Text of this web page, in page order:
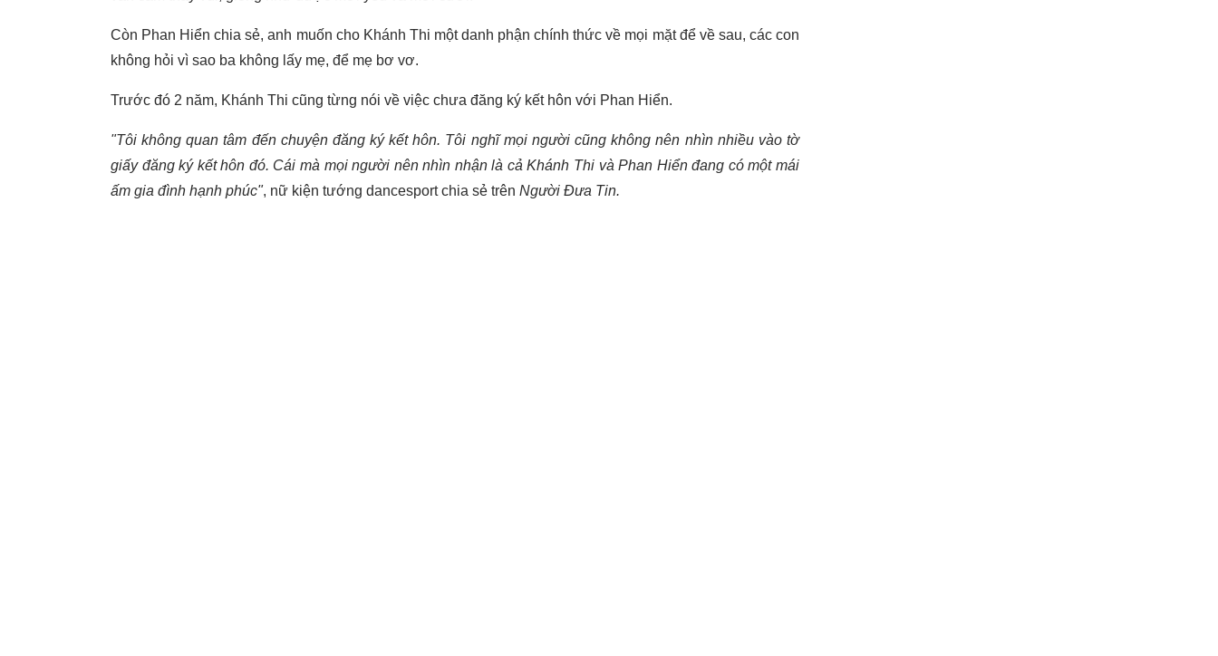
Còn Phan Hiển chia sẻ, anh muốn cho Khánh Thi một danh phận chính thức về mọi mặt để về sau, các con
không hỏi vì sao ba không lấy mẹ, để mẹ bơ vơ.
Trước đó 2 năm, Khánh Thi cũng từng nói về việc chưa đăng ký kết hôn với Phan Hiển.
"Tôi không quan tâm đến chuyện đăng ký kết hôn. Tôi nghĩ mọi người cũng không nên nhìn nhiều vào tờ
giấy đăng ký kết hôn đó. Cái mà mọi người nên nhìn nhận là cả Khánh Thi và Phan Hiển đang có một mái
ấm gia đình hạnh phúc", nữ kiện tướng dancesport chia sẻ trên Người Đưa Tin.